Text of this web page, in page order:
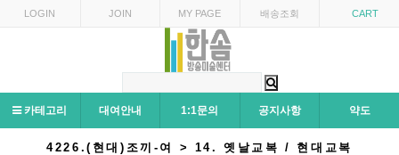
LOGIN JOIN MY PAGE 배송조회 CART
카테고리 대여안내 1:1문의 공지사항 약도
4226.(현대)조끼-여 > 14. 옛날교복 / 현대교복